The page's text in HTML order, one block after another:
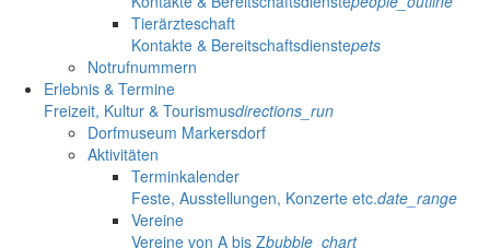
Tierärzteschaft
Kontakte & Bereitschaftsdienstepets
Notrufnummern
Erlebnis & Termine
Freizeit, Kultur & Tourismusdirections_run
Dorfmuseum Markersdorf
Aktivitäten
Terminkalender
Feste, Ausstellungen, Konzerte etc.date_range
Vereine
Vereine von A bis Zbubble_chart